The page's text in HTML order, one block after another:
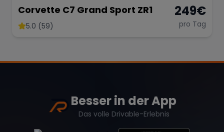
Corvette C7 Grand Sport ZR1
5.0 (59)
249€
pro Tag
Besser in der App
Das volle Drivable-Erlebnis